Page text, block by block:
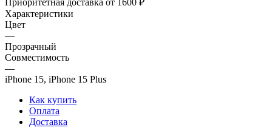
Характеристики
Цвет
—
Прозрачный
Совместимость
—
iPhone 15, iPhone 15 Plus
Как купить
Оплата
Доставка